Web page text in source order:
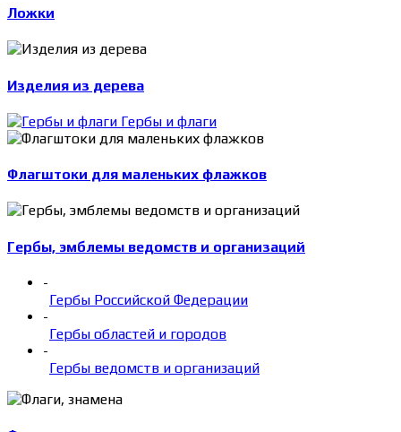
Ложки
Изделия из дерева
Гербы и флаги
Флагштоки для маленьких флажков
Гербы, эмблемы ведомств и организаций
-
Гербы Российской Федерации
-
Гербы областей и городов
-
Гербы ведомств и организаций